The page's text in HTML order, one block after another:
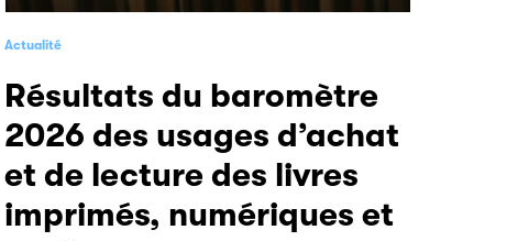
Actualité
Résultats du baromètre
2026 des usages d’achat
et de lecture des livres
imprimés, numériques et